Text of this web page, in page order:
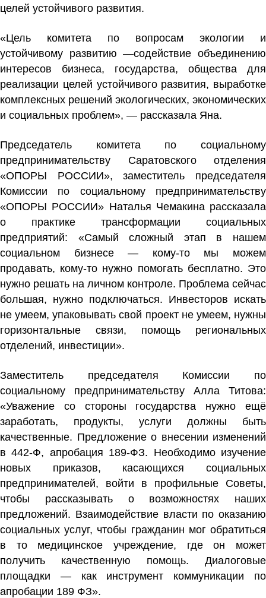
целей устойчивого развития.
«Цель комитета по вопросам экологии и
устойчивому развитию —содействие объединению
интересов бизнеса, государства, общества для
реализации целей устойчивого развития, выработке
комплексных решений экологических, экономических
и социальных проблем», — рассказала Яна.
Председатель комитета по социальному
предпринимательству Саратовского отделения
«ОПОРЫ РОССИИ», заместитель председателя
Комиссии по социальному предпринимательству
«ОПОРЫ РОССИИ» Наталья Чемакина рассказала
о практике трансформации социальных
предприятий: «Самый сложный этап в нашем
социальном бизнесе — кому-то мы можем
продавать, кому-то нужно помогать бесплатно. Это
нужно решать на личном контроле. Проблема сейчас
большая, нужно подключаться. Инвесторов искать
не умеем, упаковывать свой проект не умеем, нужны
горизонтальные связи, помощь региональных
отделений, инвестиции».
Заместитель председателя Комиссии по
социальному предпринимательству Алла Титова:
«Уважение со стороны государства нужно ещё
заработать, продукты, услуги должны быть
качественные. Предложение о внесении изменений
в 442-Ф, апробация 189-ФЗ. Необходимо изучение
новых приказов, касающихся социальных
предпринимателей, войти в профильные Советы,
чтобы рассказывать о возможностях наших
предложений. Взаимодействие власти по оказанию
социальных услуг, чтобы гражданин мог обратиться
в то медицинское учреждение, где он может
получить качественную помощь. Диалоговые
площадки — как инструмент коммуникации по
апробации 189 ФЗ».